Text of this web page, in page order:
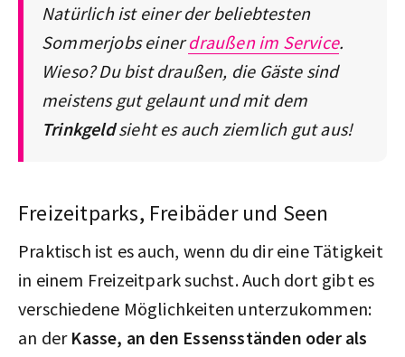
Natürlich ist einer der beliebtesten
Sommerjobs einerdraußen im Service.
Wieso? Du bist draußen, die Gäste sind
meistens gut gelaunt und mit dem
Trinkgeldsieht es auch ziemlich gut aus!
Freizeitparks, Freibäder und Seen
Praktisch ist es auch, wenn du dir eine Tätigkeit
in einem Freizeitpark suchst. Auch dort gibt es
verschiedene Möglichkeiten unterzukommen:
an der Kasse, an den Essensständen oder als